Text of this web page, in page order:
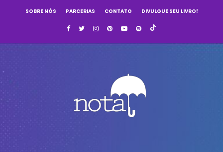
SOBRE NÓS PARCERIAS CONTATO DIVULGUE SEU LIVRO!